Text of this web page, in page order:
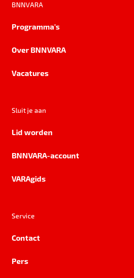
BNNVARA
Programma's
Over BNNVARA
Vacatures
Sluit je aan
Lid worden
BNNVARA-account
VARAgids
Service
Contact
Pers